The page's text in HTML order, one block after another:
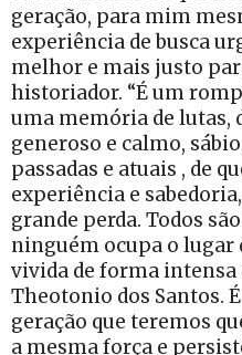
geração, para mim
experiência de busca
melhor e mais justo
historiador. “É um
uma memória de lutas,
generoso e calmo,
passadas e atuais , de
experiência e
grande perda. Todos
ninguém ocupa o lugar
vivida de forma
Theotonio dos Santos.
geração que teremos
a mesma força e